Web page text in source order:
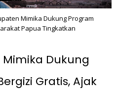
Mimika Dukung Program
Papua Tingkatkan
Mimika Dukung
Gratis, Ajak